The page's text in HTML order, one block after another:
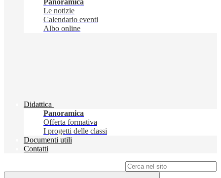
Panoramica
Le notizie
Calendario eventi
Albo online
Didattica
Panoramica
Offerta formativa
I progetti delle classi
Documenti utili
Contatti